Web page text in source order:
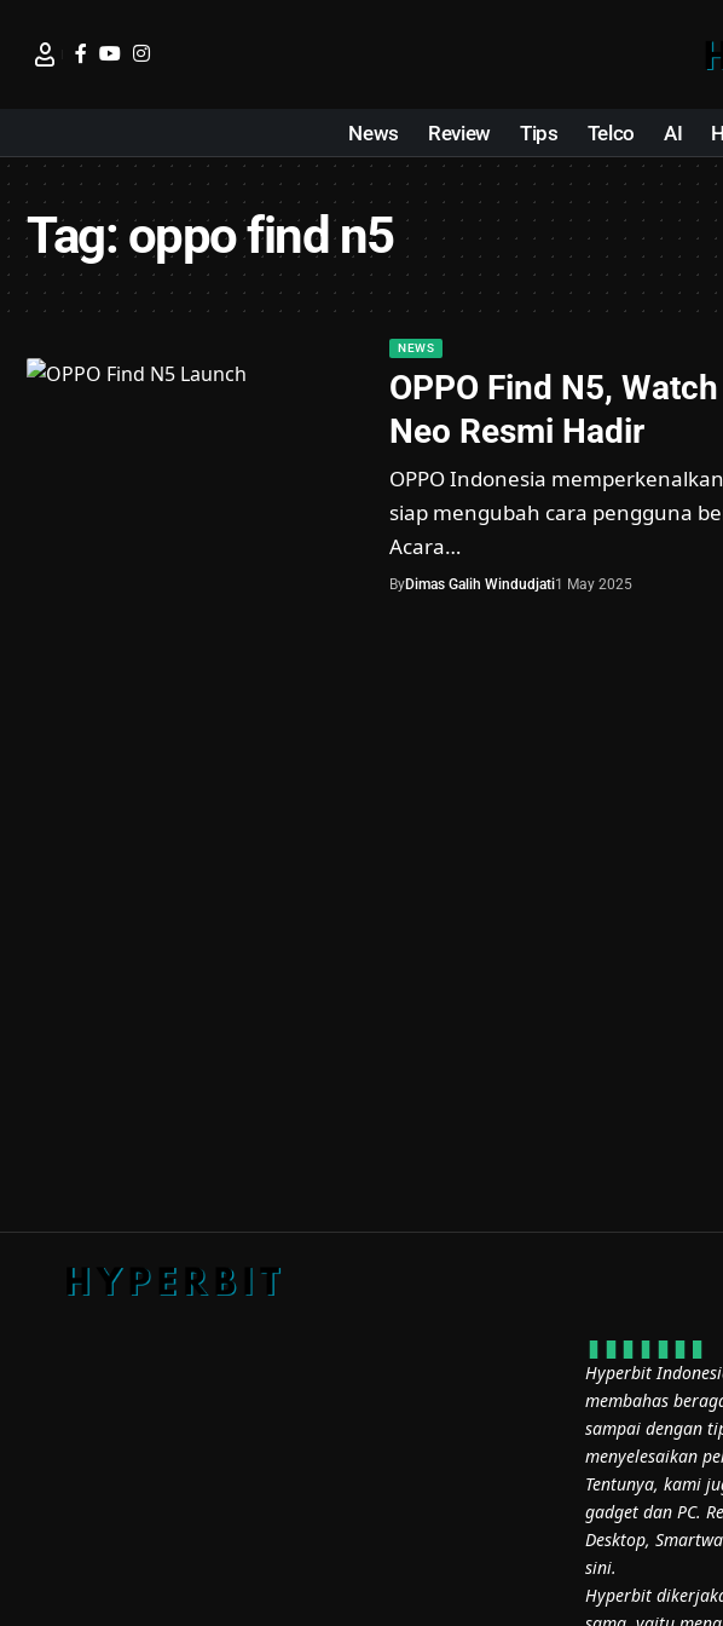
News Review Tips Telco AI
Tag:oppo find n5
NEWS
OPPO Find N5,
Neo Resmi Hadir
OPPO Indonesia
siap mengubah cara pengguna
Acara…
ByDimas Galih Windudjati1 May 2025
Hyperbit
membahas
sampai dengan
menyelesaikan
Tentunya, kami
gadget dan PC.
Desktop,
sini.
Hyperbit